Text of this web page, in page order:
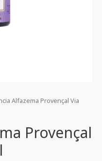
Alfazema Provençal Via
Provençal